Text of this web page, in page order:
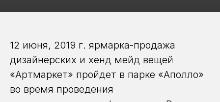
12 июня, 2019 г. ярмарка-продажа
дизайнерских и хенд мейд вещей
«Артмаркет» пройдет в парке «Аполло»
во время проведения